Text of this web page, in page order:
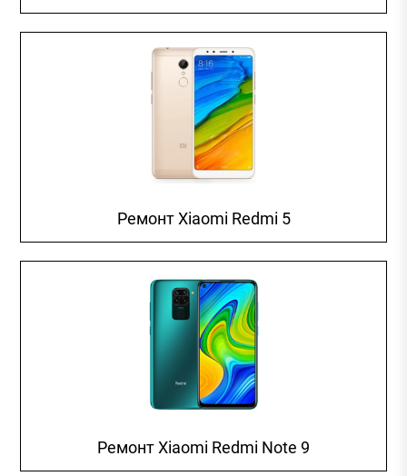
Ремонт Xiaomi Redmi 5
Ремонт Xiaomi Redmi Note 9